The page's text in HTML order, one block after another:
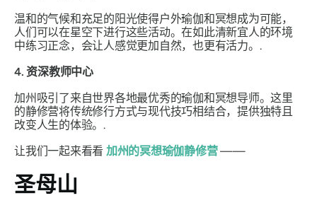
温和的气候和充足的阳光使得户外瑜伽和冥想成为可能，
人们可以在星空下进行这些活动。在如此清新宜人的环境
中练习正念，会让人感觉更加自然，也更有活力。.
4. 资深教师中心
加州吸引了来自世界各地最优秀的瑜伽和冥想导师。这里
的静修营将传统修行方式与现代技巧相结合，提供独特且
改变人生的体验。.
让我们一起来看看 加州的冥想瑜伽静修营——
圣母山